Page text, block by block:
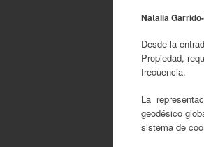
Natalia
Desde la
Propiedad,
frecuencia.
La
geodésico
sistema de